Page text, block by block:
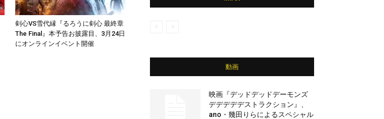
剣心VS雪代縁『るろうに剣心 最終章
The Final』本予告お披露目、3月24日
にオンラインイベント開催
動画
映画『デッドデッドデーモンズ
デデデデデストラクション』、
ano・幾田りらによるスペシャル